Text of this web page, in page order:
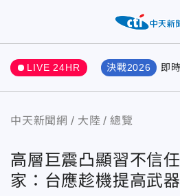
LIVE 24HR 決戰2026 即時
中天新聞網 大陸 總覽
高層巨震凸顯習不信
家：台應趁機提高武